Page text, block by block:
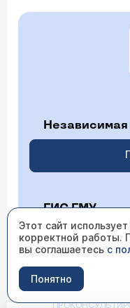
Независимая
ГИС ГМУ
ИМЕЮТСЯ
Этот сайт
корректной работы.
вы соглашаетесь с
Понятно